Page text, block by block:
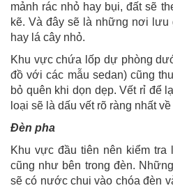
mảnh rác nhỏ hay bụi, đất sẽ
kẽ. Và đây sẽ là những nơi
hay lá cây nhỏ.
Khu vực chứa lốp dự phòng
đồ với các mẫu sedan) cũng
bỏ quên khi dọn dẹp. Vết rỉ để
loại sẽ là dấu vết rõ ràng nhất
Đèn pha
Khu vực đầu tiên nên kiểm tra
cũng như bên trong đèn.
sẽ có nước chui vào chóa đèn